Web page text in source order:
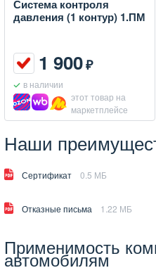
Система контроля
давления (1 контур) 1.ПМ
1 900₽
в наличии
этот товар на
маркетплейсе
Наши
Сертификат 0.5 МБ
Отказные письма
1.22 МБ
Применимость
автомобилям